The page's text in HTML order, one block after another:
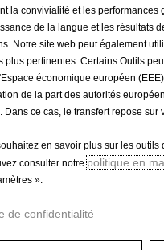
P
r
i
c
i
s
5
Q
u
a
n
ont été imaginés pour
la convivialité et les
de la langue et les résultats
Notre site web peut également
plus pertinentes. Certains Outils
économique européen
de la part des autorités
Dans ce cas, le transfert repose sur
en savoir plus sur les
consulter notrepolitique en
».
de confidentialité